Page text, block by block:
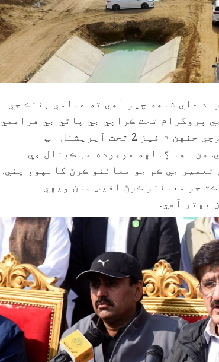
علي شاهه چيو آهي ته عالمي بئنڪ جي
ڊالرن جي پروگرام تحت ڪراچي جي پاڻي جي فراهمي
جي نظام کي بهتر ڪيو پيو وڃي جنهن ۾ فيز 2 تحت آپريشنل اپ
هن اها ڳالهه موجوده حب ڪينال جي
تعمير جي ڪم جو معائنو ڪرڻ کانپوءِ چئي.
جو معائنو ڪرڻ آفيس مان ويهي
بهتر آهي.